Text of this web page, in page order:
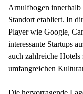
Arnulfbogen
Standort etabliert. In
Player wie Google,
interessante Startups
auch zahlreiche
umfangreichen